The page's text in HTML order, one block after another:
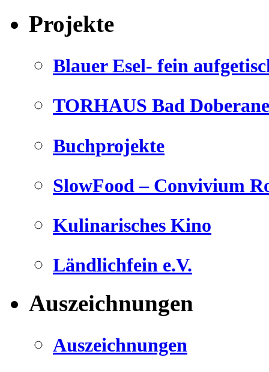
Projekte
Blauer Esel- fein
TORHAUS Bad
Buchprojekte
SlowFood – Convivium
Kulinarisches Kino
Ländlichfein e.V.
Auszeichnungen
Auszeichnungen